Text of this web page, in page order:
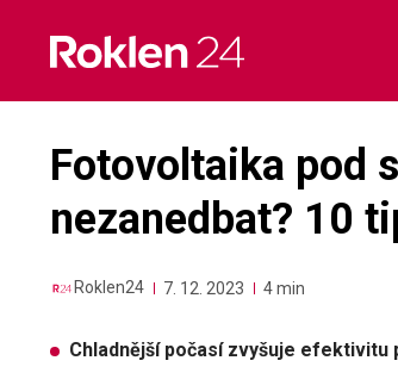
content
Fotovoltaika pod
nezanedbat? 10
Roklen24 7. 12. 2023 4 min
Chladnější počasí zvyšuje efektivitu